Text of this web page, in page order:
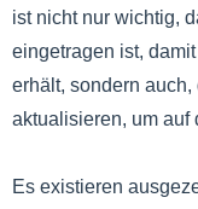
ist nicht nur wichtig,
eingetragen ist,
erhält, sondern
aktualisieren, um auf
Es existieren